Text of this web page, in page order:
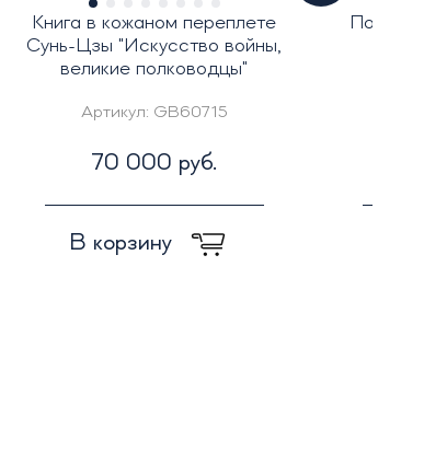
Книга в кожаном переплете
Сунь-Цзы "Искусство войны,
великие полководцы"
Артикул: GB60715
70 000 руб.
В корзину